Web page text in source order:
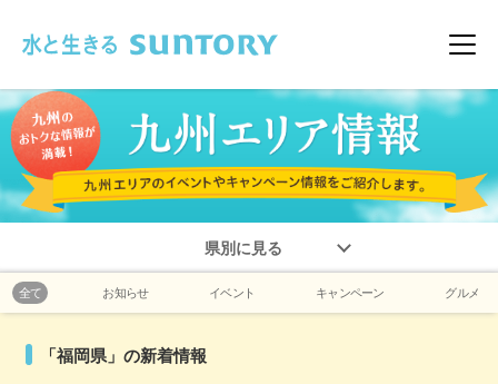
メ
県別に見る
全て お知らせ イベント キャンペーン グルメ
「福岡県」の新着情報